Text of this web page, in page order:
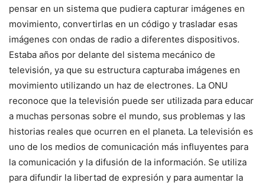
pensar en un sistema que pudiera capturar imágenes en
movimiento, convertirlas en un código y trasladar esas
imágenes con ondas de radio a diferentes dispositivos.
Estaba años por delante del sistema mecánico de
televisión, ya que su estructura capturaba imágenes en
movimiento utilizando un haz de electrones. La ONU
reconoce que la televisión puede ser utilizada para educar
a muchas personas sobre el mundo, sus problemas y las
historias reales que ocurren en el planeta. La televisión es
uno de los medios de comunicación más influyentes para
la comunicación y la difusión de la información. Se utiliza
para difundir la libertad de expresión y para aumentar la